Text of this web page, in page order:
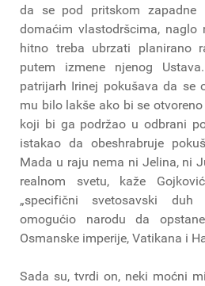
da se pod pritskom zapadne
domaćim vlastodršcima,
hitno treba ubrzati planirano
putem izmene njenog
patrijarh Irinej pokušava da se
mu bilo lakše ako bi se
koji bi ga podržao u odbrani
istakao da obeshrabruje
Mada u raju nema ni Jelina, ni
realnom svetu, kaže
„specifični svetosavski duh
omogućio narodu da
Osmanske imperije, Vatikana i
Sada su, tvrdi on, neki moćni